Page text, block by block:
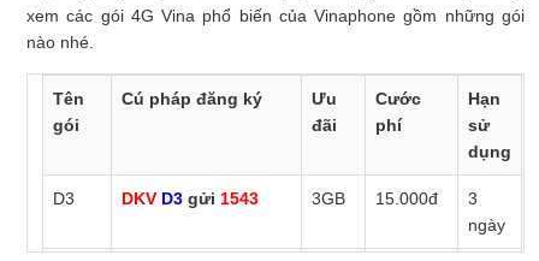
xem các gói 4G Vina phổ biến của Vinaphone gồm những gói
nào nhé.
Tên
gói
Cú pháp đăng ký
Ưu
đãi
Cước
phí
Hạn
sử
dụng
D3 DKV D3 gửi 1543 3GB 15.000đ
3
ngày